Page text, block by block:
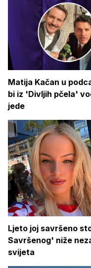
Matija Kačan u
bi iz 'Divljih pčela'
jede
Ljeto joj savršeno
Savršenog' niže
svijeta